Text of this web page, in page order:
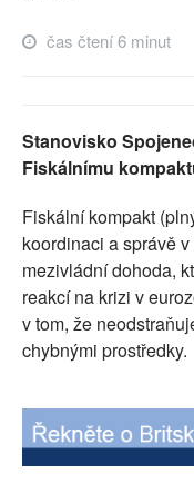
NEJČTENĚJŠÍ ZA 7 DNÍ
PŘÍSPĚVKY NA
RUBRIKY
PLNÁ VERZE
čas čtení 6 minut
Stanovisko
Fiskálnímu
Fiskální kompakt
koordinaci a správě
mezivládní dohoda,
reakcí na krizi v
v tom, že
chybnými prostředky.